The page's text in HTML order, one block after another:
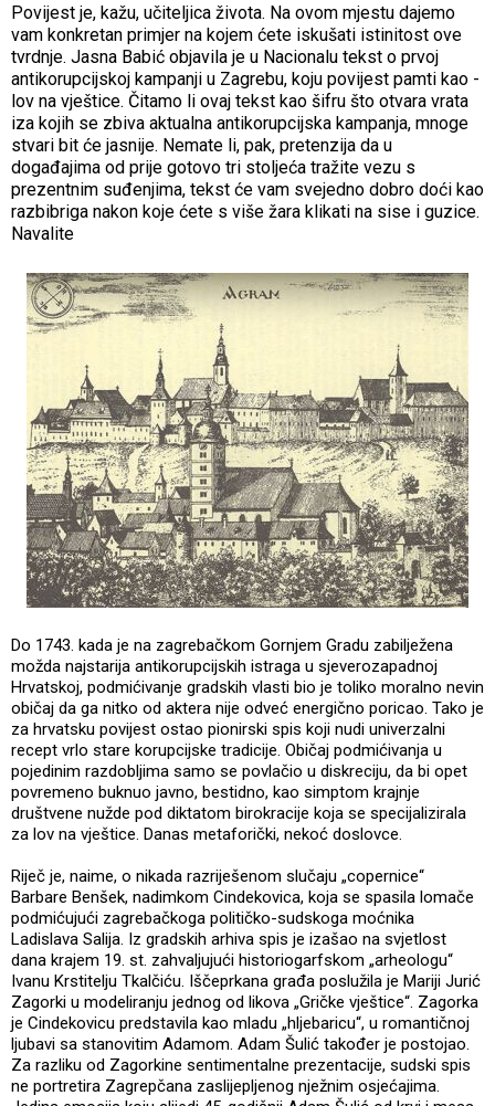
Povijest je, kažu, učiteljica života. Na ovom mjestu dajemo
vam konkretan primjer na kojem ćete iskušati istinitost ove
tvrdnje. Jasna Babić objavila je u Nacionalu tekst o prvoj
antikorupcijskoj kampanji u Zagrebu, koju povijest pamti kao -
lov na vještice. Čitamo li ovaj tekst kao šifru što otvara vrata
iza kojih se zbiva aktualna antikorupcijska kampanja, mnoge
stvari bit će jasnije. Nemate li, pak, pretenzija da u
događajima od prije gotovo tri stoljeća tražite vezu s
prezentnim suđenjima, tekst će vam svejedno dobro doći kao
razbibriga nakon koje ćete s više žara klikati na sise i guzice.
Navalite
Do 1743. kada je na zagrebačkom Gornjem Gradu zabilježena
možda najstarija antikorupcijskih istraga u sjeverozapadnoj
Hrvatskoj, podmićivanje gradskih vlasti bio je toliko moralno nevin
običaj da ga nitko od aktera nije odveć energično poricao. Tako je
za hrvatsku povijest ostao pionirski spis koji nudi univerzalni
recept vrlo stare korupcijske tradicije. Običaj podmićivanja u
pojedinim razdobljima samo se povlačio u diskreciju, da bi opet
povremeno buknuo javno, bestidno, kao simptom krajnje
društvene nužde pod diktatom birokracije koja se specijalizirala
za lov na vještice. Danas metaforički, nekoć doslovce.
Riječ je, naime, o nikada razriješenom slučaju „copernice“
Barbare Benšek, nadimkom Cindekovica, koja se spasila lomače
podmićujući zagrebačkoga političko-sudskoga moćnika
Ladislava Salija. Iz gradskih arhiva spis je izašao na svjetlost
dana krajem 19. st. zahvaljujući historiogarfskom „arheologu“
Ivanu Krstitelju Tkalčiću. Iščeprkana građa poslužila je Mariji Jurić
Zagorki u modeliranju jednog od likova „Gričke vještice“. Zagorka
je Cindekovicu predstavila kao mladu „hljebaricu“, u romantičnoj
ljubavi sa stanovitim Adamom. Adam Šulić također je postojao.
Za razliku od Zagorkine sentimentalne prezentacije, sudski spis
ne portretira Zagrepčana zaslijepljenog nježnim osjećajima.